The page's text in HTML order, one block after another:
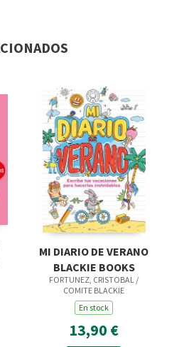
MI DIARIO DE VERANO
BLACKIE BOOKS
FORTUNEZ, CRISTOBAL /
COMITE BLACKIE
En stock
13,90 €